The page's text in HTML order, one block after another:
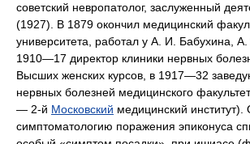
советский невропатолог, заслуженный
(1927). В 1879 окончил медицинский
университета, работал у А. И. Бабухина А.
1910—17 директор клиники нервных
Высших женских курсов, в 1917—32
нервных болезней медицинского
— 2-й Московский медицинский институт).
симптоматологию поражения эпиконуса